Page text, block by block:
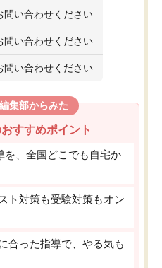
問い合わせください
問い合わせください
問い合わせください
集部からみた
すすめポイント
を、全国どこでも自宅か
ト対策も受験対策もオン
合った指導で、やる気も